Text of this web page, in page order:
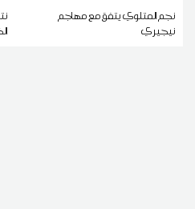
نجم المتلوي يتفق مع مهاجم
نيجيري